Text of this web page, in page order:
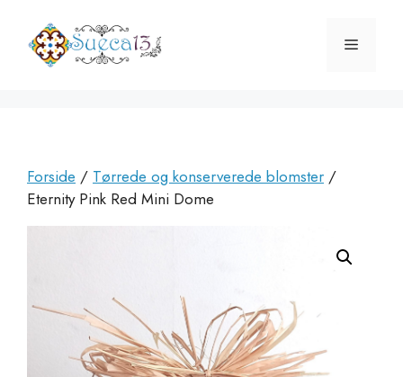
indhold
Menu
Forside / Tørrede og konserverede blomster /
Eternity Pink Red Mini Dome